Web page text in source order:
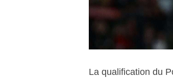
La qualification du